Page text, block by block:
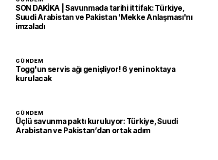
SON DAKİKA | Savunmada tarihi ittifak: Türkiye,
Suudi Arabistan ve Pakistan 'Mekke Anlaşması'nı
imzaladı
GÜNDEM
Togg'un servis ağı genişliyor! 6 yeni noktaya
kurulacak
GÜNDEM
Üçlü savunma paktı kuruluyor: Türkiye, Suudi
Arabistan ve Pakistan’dan ortak adım